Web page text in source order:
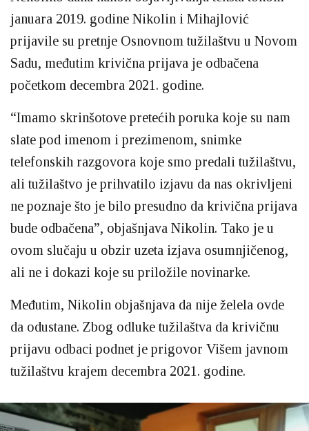
januara 2019. godine Nikolin i Mihajlović
prijavile su pretnje Osnovnom tužilaštvu u Novom
Sadu, međutim krivična prijava je odbačena
početkom decembra 2021. godine.
“Imamo skrinšotove pretećih poruka koje su nam
slate pod imenom i prezimenom, snimke
telefonskih razgovora koje smo predali tužilaštvu,
ali tužilaštvo je prihvatilo izjavu da nas okrivljeni
ne poznaje što je bilo presudno da krivična prijava
bude odbačena”, objašnjava Nikolin. Tako je u
ovom slučaju u obzir uzeta izjava osumnjičenog,
ali ne i dokazi koje su priložile novinarke.
Međutim, Nikolin objašnjava da nije želela ovde
da odustane. Zbog odluke tužilaštva da krivičnu
prijavu odbaci podnet je prigovor Višem javnom
tužilaštvu krajem decembra 2021. godine.